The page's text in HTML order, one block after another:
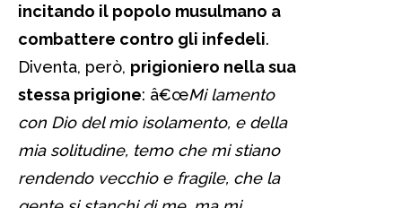
incitando il popolo musulmano a
combattere contro gli infedeli.
Diventa, però, prigioniero nella sua
stessa prigione: â€œMi lamento
con Dio del mio isolamento, e della
mia solitudine, temo che mi stiano
rendendo vecchio e fragile, che la